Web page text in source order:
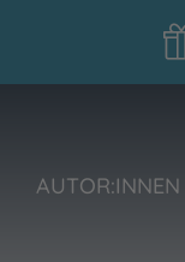
AUTOR:INNEN